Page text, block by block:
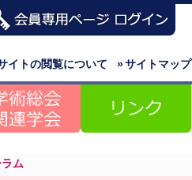
»サイトマップ
イトの閲覧について
ム